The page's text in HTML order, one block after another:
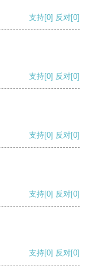
支持[0] 反对[0]
支持[0] 反对[0]
支持[0] 反对[0]
支持[0] 反对[0]
支持[0] 反对[0]